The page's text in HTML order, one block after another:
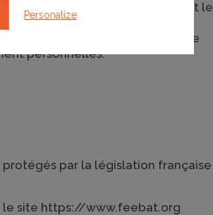
web de tout élément composant le
engageant vos
la propriété Intellectuelle, seule
personnelles.
par la législation française
le site https://www.feebat.org
Personalize